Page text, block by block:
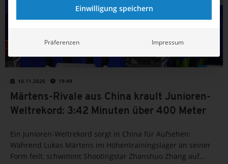
10.11.2025 19:49
Märtens-Rivale aus China krault Junioren-
Weltrekord: 3:42 Minuten über 400 Meter
Ein Junioren-Weltrekord sorgt in China für Aufsehen:
Während Lukas Märtens im Höhentrainingslager an seiner
Form feilt, schwimmt Shootingstar Zhanshuo Zhang auf
Einwilligung speichern
Präferenzen Impressum